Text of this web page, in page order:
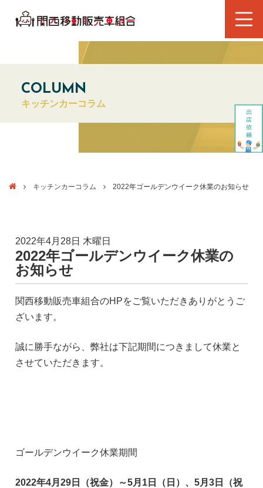
COLUMN
キッチンカーコラム
キッチンカーコラム 2022年ゴールデンウイーク休業のお知らせ
2022年4月28日 木曜日
2022年ゴールデンウイーク休業の
お知らせ
関西移動販売車組合のHPをご覧いただきありがとうご
ざいます。
誠に勝手ながら、弊社は下記期間につきまして休業と
させていただきます。
ゴールデンウイーク休業期間
2022年4月29日（祝金）～5月1日（日）、5月3日（祝